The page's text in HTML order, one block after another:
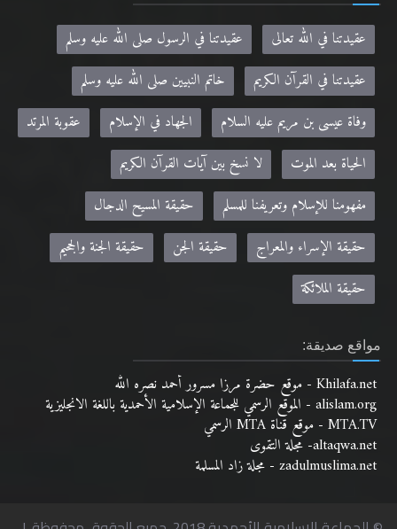
عقيدتنا في الله تعالى
عقيدتنا في الرسول صلى الله عليه وسلم
عقيدتنا في القرآن الكريم
خاتم النبيين صلى الله عليه وسلم
وفاة عيسى بن مريم عليه السلام
الجهاد في الإسلام
عقوبة المرتد
الحياة بعد الموت
لا نسخ بين آيات القرآن الكريم
مفهومنا للإسلام وتعريفنا للمسلم
حقيقة المسيح الدجال
حقيقة الإسراء والمعراج
حقيقة الجن
حقيقة الجنة والجحيم
حقيقة الملائكة
مواقع صديقة:
Khilafa.net - موقع حضرة مرزا مسرور أحمد نصره الله
alislam.org - الموقع الرسمي للجماعة الإسلامية الأحمدية باللغة الانجليزية
MTA.TV - موقع قناة MTA الرسمي
altaqwa.net- مجلة التقوى
zadulmuslima.net - مجلة زاد المسلمة